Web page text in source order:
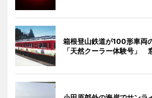
箱根登山鉄道が100形車両
「天然クーラー体験号」